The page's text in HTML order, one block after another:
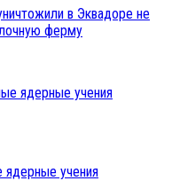
в Эквадоре не
ферму
учения